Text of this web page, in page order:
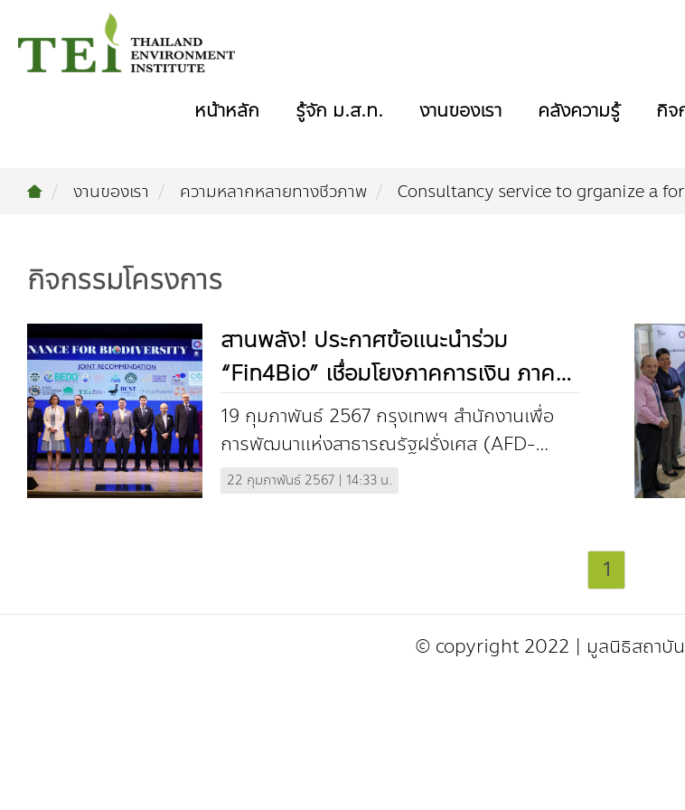
หน้าหลัก รู้จัก ม.ส.ท. งานของเรา คลังความรู้ กิจ
งานของเรา ความหลากหลายทางชีวภาพ Consultancy service to grganize a
กิจกรรมโครงการ
สานพลัง! ประกาศข้อแนะนำร่วม
“Fin4Bio” เชื่อมโยงภาคการเงิน ภาค
ธุรกิจ กับการอนุรักษ์ความหลากหลาย
ทางชีวภาพ
19 กุมภาพันธ์ 2567 กรุงเทพฯ สำนักงานเพื่อ
การพัฒนาแห่งสาธารณรัฐฝรั่งเศส (AFD-
Agence Françoise de Développement)
22 กุมภาพันธ์ 2567 | 14:33 น.
1
© copyright 2022 | มูลนิธิสถาบั